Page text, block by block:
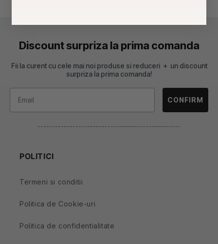
Discount surpriza la prima comanda
Fii la curent cu cele mai noi produse si reduceri + un discount
surpriza la prima comanda!
CONFIRM
-------------------------------------------------
POLITICI
Termeni si conditii
Politica de Cookie-uri
Politica de confidentialitate